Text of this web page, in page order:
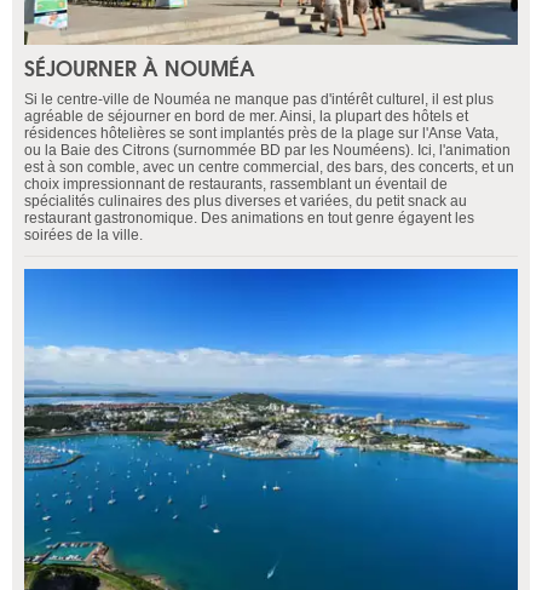
SÉJOURNER À NOUMÉA
Si le centre-ville de Nouméa ne manque pas d'intérêt culturel, il est plus
agréable de séjourner en bord de mer. Ainsi, la plupart des hôtels et
résidences hôtelières se sont implantés près de la plage sur l'Anse Vata,
ou la Baie des Citrons (surnommée BD par les Nouméens). Ici, l'animation
est à son comble, avec un centre commercial, des bars, des concerts, et un
choix impressionnant de restaurants, rassemblant un éventail de
spécialités culinaires des plus diverses et variées, du petit snack au
restaurant gastronomique. Des animations en tout genre égayent les
soirées de la ville.